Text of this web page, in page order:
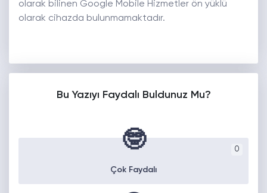
olarak bilinen Google Mobile Hizmetler ön yüklü
olarak cihazda bulunmamaktadır.
Bu Yazıyı Faydalı Buldunuz Mu?
0
🤓
Çok Faydalı